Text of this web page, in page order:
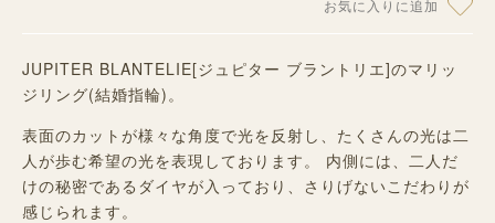
お気に入りに追加
JUPITER BLANTELIE[ジュピター ブラントリエ]のマリッ
ジリング(結婚指輪)。
表面のカットが様々な角度で光を反射し、たくさんの光は二
人が歩む希望の光を表現しております。 内側には、二人だ
けの秘密であるダイヤが入っており、さりげないこだわりが
感じられます。